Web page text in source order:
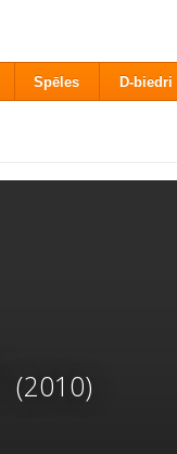
Spēles D-biedri
(2010)